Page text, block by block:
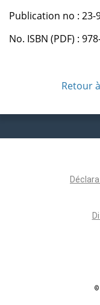
Publication no : 23-
No. ISBN (PDF) :
Retour
©